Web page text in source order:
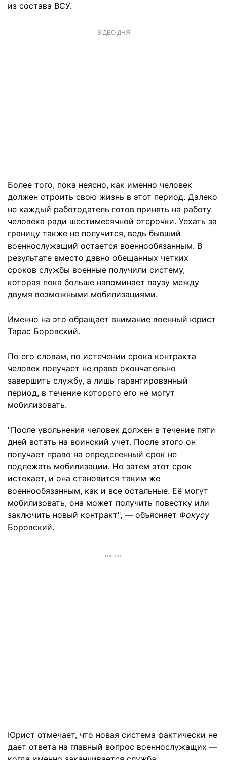
из состава ВСУ.
ВІДЕО ДНЯ
Более того, пока неясно, как именно человек
должен строить свою жизнь в этот период. Далеко
не каждый работодатель готов принять на работу
человека ради шестимесячной отсрочки. Уехать за
границу также не получится, ведь бывший
военнослужащий остается военнообязанным. В
результате вместо давно обещанных четких
сроков службы военные получили систему,
которая пока больше напоминает паузу между
двумя возможными мобилизациями.
Именно на это обращает внимание военный юрист
Тарас Боровский.
По его словам, по истечении срока контракта
человек получает не право окончательно
завершить службу, а лишь гарантированный
период, в течение которого его не могут
мобилизовать.
"После увольнения человек должен в течение пяти
дней встать на воинский учет. После этого он
получает право на определенный срок не
подлежать мобилизации. Но затем этот срок
истекает, и она становится таким же
военнообязанным, как и все остальные. Её могут
мобилизовать, она может получить повестку или
заключить новый контракт", — объясняет Фокусу
Боровский.
РЕКЛАМА
Юрист отмечает, что новая система фактически не
дает ответа на главный вопрос военнослужащих —